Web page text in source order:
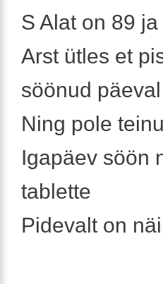
S Alat on 89
Arst ütles et
söönud
Ning pole
Igapäev söön
tablette
Pidevalt on